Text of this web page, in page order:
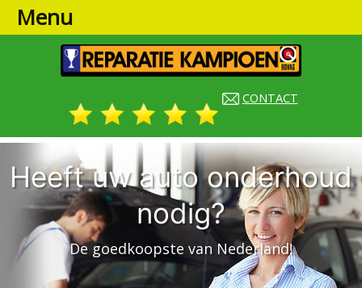
CONTACT
Heeft uw auto onderhoud
nodig?
De goedkoopste van Nederland!
Menu